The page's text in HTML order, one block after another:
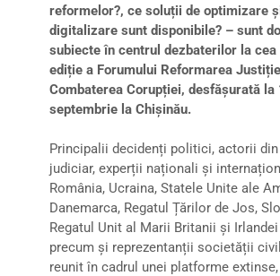
reformelor?, ce soluții de optimizare
digitalizare sunt disponibile? – sunt
subiecte în centrul dezbaterilor la
ediție a Forumului Reformarea
Combaterea Corupției, desfășurată la
septembrie la Chișinău.
Principalii decidenți politici, actorii din
judiciar, experții naționali și
România, Ucraina, Statele Unite ale
Danemarca, Regatul Țărilor de Jos,
Regatul Unit al Marii Britanii și
precum și reprezentanții societății
reunit în cadrul unei platforme